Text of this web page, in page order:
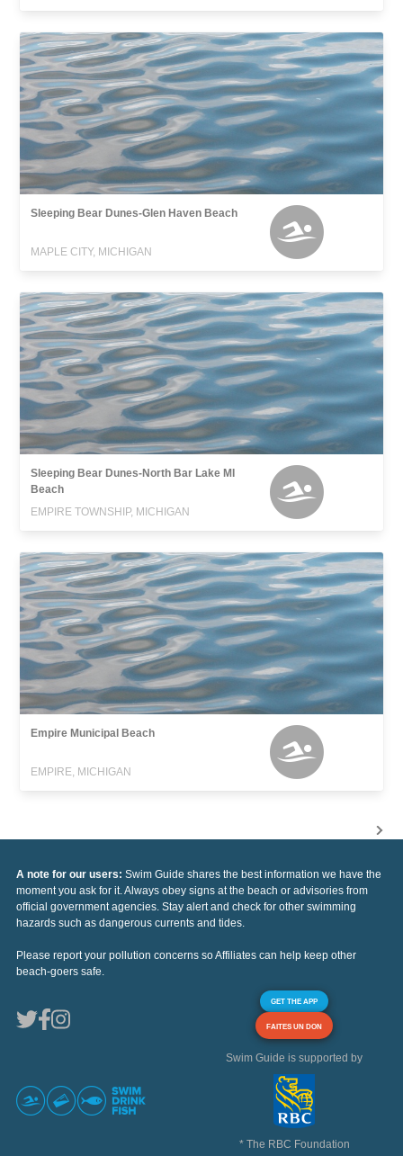
Sleeping Bear Dunes-Glen Haven Beach
MAPLE CITY, MICHIGAN
Sleeping Bear Dunes-North Bar Lake MI
Beach
EMPIRE TOWNSHIP, MICHIGAN
Empire Municipal Beach
EMPIRE, MICHIGAN
A note for our users: Swim Guide shares the best information we have the
moment you ask for it. Always obey signs at the beach or advisories from
official government agencies. Stay alert and check for other swimming
hazards such as dangerous currents and tides.
Please report your pollution concerns so Affiliates can help keep other
beach-goers safe.
GET THE APP
FAITES UN DON
Swim Guide is supported by
* The RBC Foundation